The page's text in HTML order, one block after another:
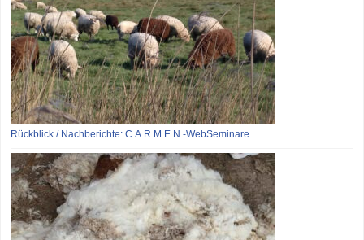
Rückblick / Nachberichte: C.A.R.M.E.N.-WebSeminare…